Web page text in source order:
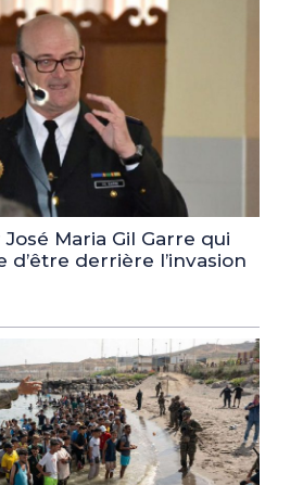
Maria Gil Garre qui
d’être derrière l’invasion